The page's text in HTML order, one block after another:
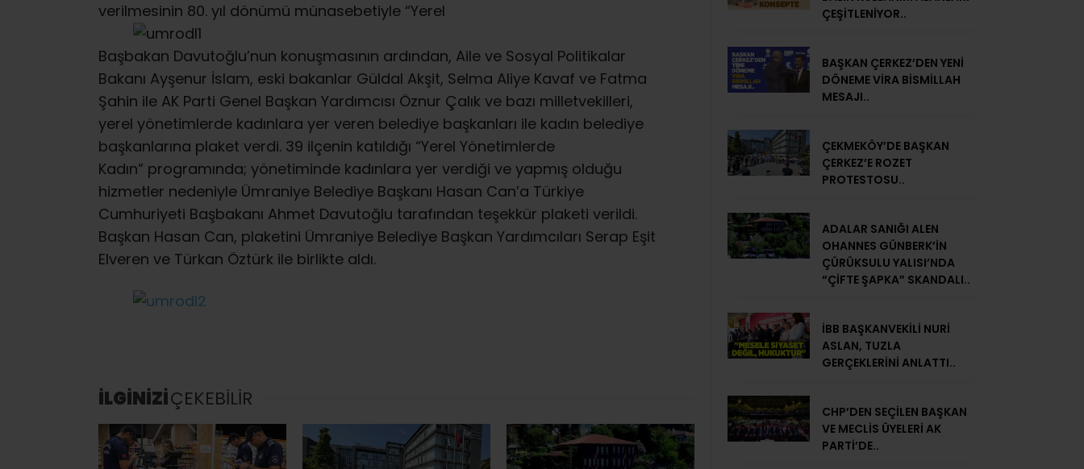
verilmesinin 80. yıl dönümü münasebetiyle “Yerel
Başbakan Davutoğlu’nun konuşmasının ardından, Aile ve Sosyal Politikalar
Bakanı Ayşenur İslam, eski bakanlar Güldal Akşit, Selma Aliye Kavaf ve Fatma
Şahin ile AK Parti Genel Başkan Yardımcısı Öznur Çalık ve bazı milletvekilleri,
yerel yönetimlerde kadınlara yer veren belediye başkanları ile kadın belediye
başkanlarına plaket verdi. 39 ilçenin katıldığı “Yerel Yönetimlerde
Kadın” programında; yönetiminde kadınlara yer verdiği ve yapmış olduğu
hizmetler nedeniyle Ümraniye Belediye Başkanı Hasan Can’a Türkiye
Cumhuriyeti Başbakanı Ahmet Davutoğlu tarafından teşekkür plaketi verildi.
Başkan Hasan Can, plaketini Ümraniye Belediye Başkan Yardımcıları Serap Eşit
Elveren ve Türkan Öztürk ile birlikte aldı.
İLGİNİZİÇEKEBİLİR
ÇEŞİTLENİYOR..
BAŞKAN ÇERKEZ’DEN YENİ
DÖNEME VİRA BİSMİLLAH
MESAJI..
ÇEKMEKÖY’DE BAŞKAN
ÇERKEZ’E ROZET
PROTESTOSU..
ADALAR SANIĞI ALEN
OHANNES GÜNBERK’İN
ÇÜRÜKSULU YALISI’NDA
“ÇİFTE ŞAPKA” SKANDALI..
İBB BAŞKANVEKİLİ NURİ
ASLAN, TUZLA
GERÇEKLERİNİ ANLATTI..
CHP’DEN SEÇİLEN BAŞKAN
VE MECLİS ÜYELERİ AK
PARTİ’DE..